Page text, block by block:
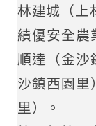
林建城（上
績優安全農
順達（金沙
沙鎮西園里
里）。